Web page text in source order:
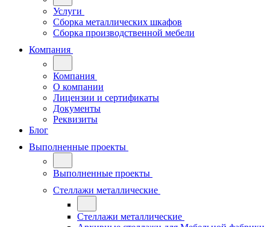
Услуги
Сборка металлических шкафов
Сборка производственной мебели
Компания
Компания
О компании
Лицензии и сертификаты
Документы
Реквизиты
Блог
Выполненные проекты
Выполненные проекты
Стеллажи металлические
Стеллажи металлические